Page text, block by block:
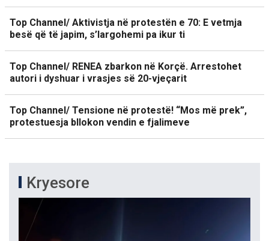
Top Channel/ Aktivistja në protestën e 70: E vetmja
besë që të japim, s’largohemi pa ikur ti
Top Channel/ RENEA zbarkon në Korçë. Arrestohet
autori i dyshuar i vrasjes së 20-vjeçarit
Top Channel/ Tensione në protestë! “Mos më prek”,
protestuesja bllokon vendin e fjalimeve
Kryesore